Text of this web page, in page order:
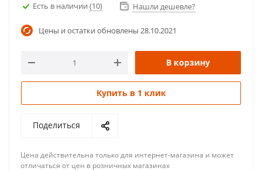
Есть в наличии (10) Нашли дешевле?
Цены и остатки обновлены 28.10.2021
В корзину
Купить в 1 клик
Поделиться
Цена действительна только для интернет-магазина и может
отличаться от цен в розничных магазинах